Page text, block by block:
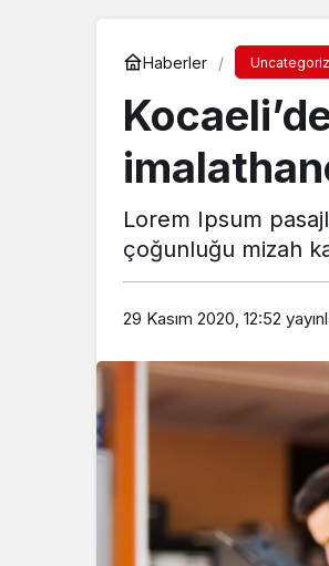
Haberler
Lorem Ipsum
çoğunluğu mizah
29 Kasım 2020, 12:52